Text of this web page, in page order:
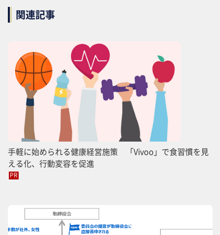
関連記事
手軽に始められる健康経営施策 「Vivoo」で食習慣を見
える化、行動変容を促進
PR